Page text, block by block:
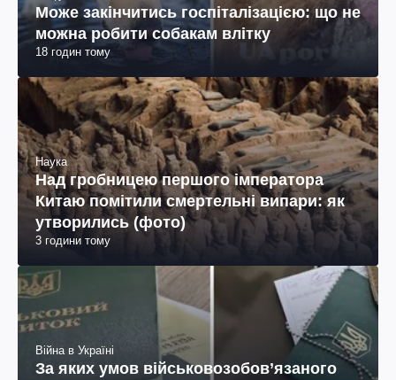
Може закінчитись госпіталізацією: що не
можна робити собакам влітку
18 годин тому
Наука
Над гробницею першого імператора
Китаю помітили смертельні випари: як
утворились (фото)
3 години тому
Війна в Україні
За яких умов військовозобов’язаного